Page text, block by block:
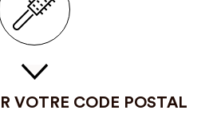
VOTRE CODE POSTAL